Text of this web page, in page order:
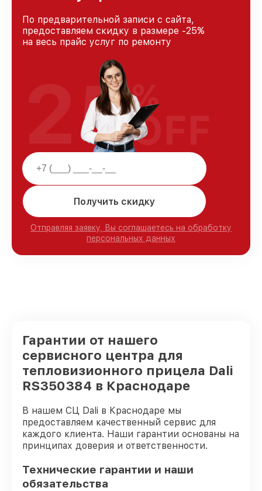
По предварительной записи с сайта,
предоставляем скидку в размере -25%
на весь прайс услуг по ремонту
Получить скидку
Отправляя заявку, Вы соглашаетесь на обработку
персональных данных
25%
OFF
Гарантии от нашего
сервисного центра для
тепловизионного прицела Dali
RS350384 в Краснодаре
В нашем СЦ Dali в Краснодаре мы
предоставляем качественный сервис для
каждого клиента. Наши гарантии основаны на
принципах доверия и ответственности.
Технические гарантии и наши
обязательства